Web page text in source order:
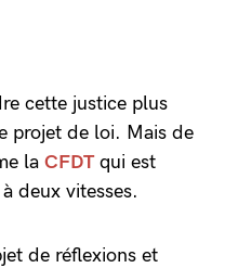
cette justice plus
projet de loi. Mais de
la CFDTqui est
deux vitesses.
de réflexions et